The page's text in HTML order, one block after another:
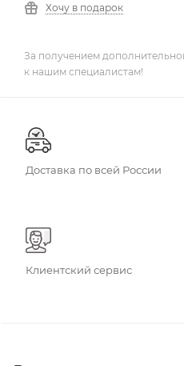
Хочу в подарок
За получением
к нашим специалистам!
Доставка по всей России
Клиентский сервис